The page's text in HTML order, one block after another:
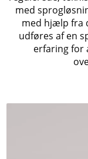
med
med hjælp fra
udføres af en
erfaring for